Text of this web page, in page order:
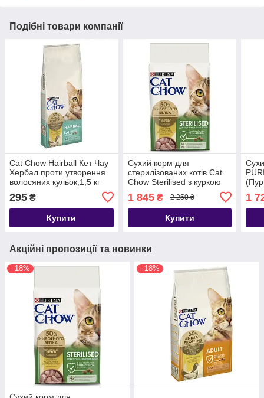
Подібні товари компанії
Cat Chow Hairball Кет Чау
Хербал проти утворення
волосяних кульок,1,5 кг
295 ₴
Купити
Сухий корм для
стерилізованих котів Cat
Chow Sterilised з куркою
1 845₴ 2 250 ₴
Купити
1
Акційні пропозиції та новинки
–18% –18%